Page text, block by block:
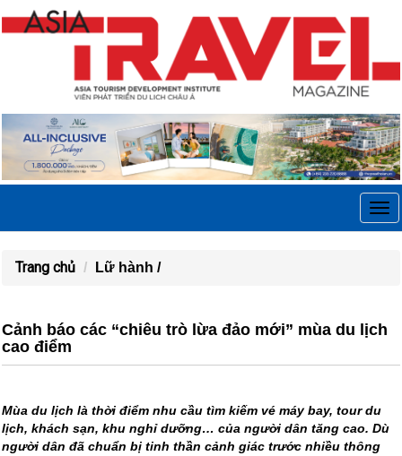
Trang chủ Lữ hành /
Cảnh báo các “chiêu trò lừa đảo mới” mùa du lịch
cao điểm
Mùa du lịch là thời điểm nhu cầu tìm kiếm vé máy bay, tour du
lịch, khách sạn, khu nghỉ dưỡng… của người dân tăng cao. Dù
người dân đã chuẩn bị tinh thần cảnh giác trước nhiều thông